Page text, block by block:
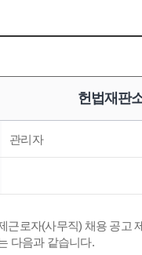
헌법재판
관리자
근로자(사무직) 채용 공고
다음과 같습니다.